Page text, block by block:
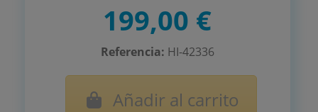
199,00 €
Referencia: HI-42336
Añadir al carrito